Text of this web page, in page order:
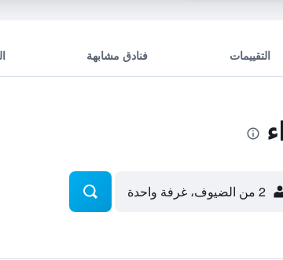
التقييمات فنادق مشابهة
2 من الضيوف، غرفة واحدة